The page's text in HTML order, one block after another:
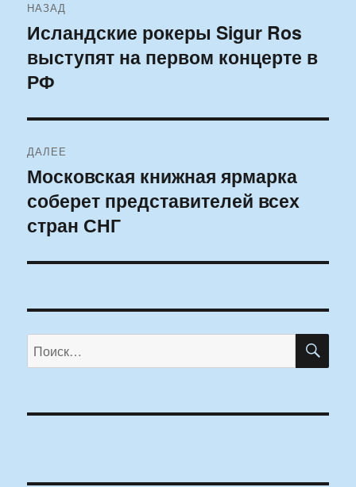
по
записям
НАЗАД
Предыдущая
запись:
Исландские рокеры Sigur Ros
выступят на первом концерте в
РФ
ДАЛЕЕ
Следующая
запись:
Московская книжная ярмарка
соберет представителей всех
стран СНГ
Искать: